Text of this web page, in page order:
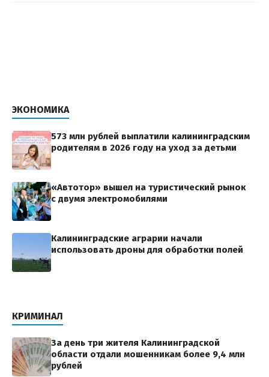
ЭКОНОМИКА
573 млн рублей выплатили калининградским
родителям в 2026 году на уход за детьми
«Автотор» вышел на туристический рынок
с двумя электромобилями
Калининградские аграрии начали
использовать дроны для обработки полей
КРИМИНАЛ
За день три жителя Калининградской
области отдали мошенникам более 9,4 млн
рублей